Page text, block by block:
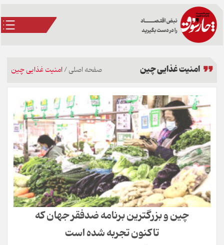
امنیت غذایی چین صفحه اصلی/امنیت غذایی چین
چین و بزرگترین برنامه ضدفقر جهان که
تاکنون تجربه شده است